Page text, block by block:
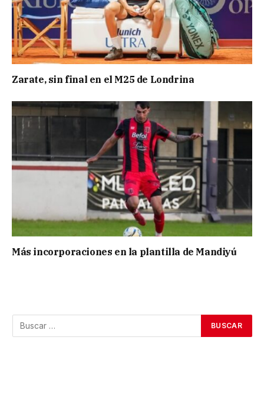
Zarate, sin final en el M25 de Londrina
Más incorporaciones en la plantilla de Mandiyú